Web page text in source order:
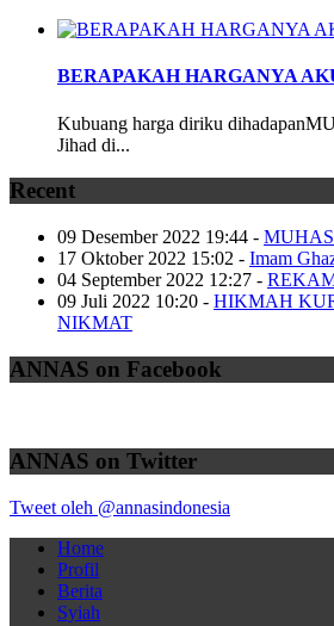
BERAPAKAH HARGANYA
Kubuang harga diriku
Jihad di...
Recent
09 Desember 2022 19:44 -
17 Oktober 2022 15:02 - Imam
04 September 2022 12:27 -
09 Juli 2022 10:20 - HIKMAH
NIKMAT
ANNAS on Facebook
ANNAS on Twitter
Tweet oleh @annasindonesia
Home
Profil
Berita
Syiah